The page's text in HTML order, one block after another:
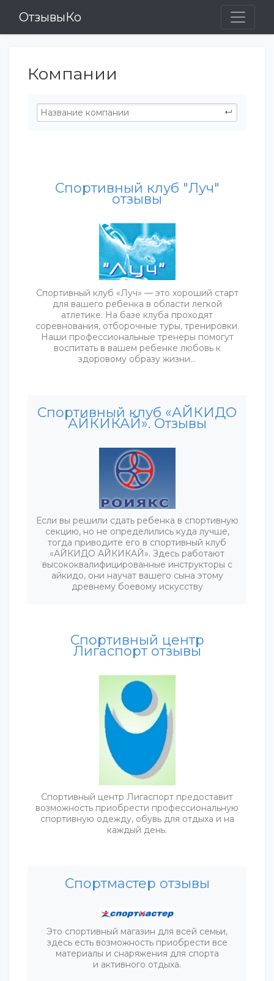
ОтзывыКо
Компании
Спортивный клуб "Луч"
отзывы
Спортивный клуб «Луч» — это хороший старт
для вашего ребенка в области легкой
атлетике. На базе клуба проходят
соревнования, отборочные туры, тренировки.
Наши профессиональные тренеры помогут
воспитать в вашем ребенке любовь к
здоровому образу жизни…
Спортивный клуб «АЙКИДО
АЙКИКАЙ». Отзывы
Если вы решили сдать ребенка в спортивную
секцию, но не определились куда лучше,
тогда приводите его в спортивный клуб
«АЙКИДО АЙКИКАЙ». Здесь работают
высококвалифицированные инструкторы с
айкидо, они научат вашего сына этому
древнему боевому искусству
Спортивный центр
Лигаспорт отзывы
Спортивный центр Лигаспорт предоставит
возможность приобрести профессиональную
спортивную одежду, обувь для отдыха и на
каждый день.
Спортмастер отзывы
Это спортивный магазин для всей семьи,
здесь есть возможность приобрести все
материалы и снаряжения для спорта
и активного отдыха.